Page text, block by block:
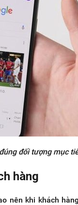
đối tượng mục
hàng
nên khi khách